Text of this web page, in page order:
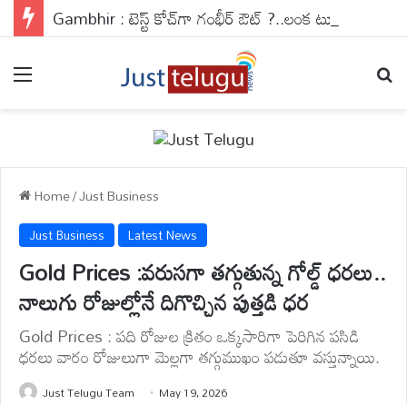
Home/Just Business
Just Business Latest News
Gold Prices :వరుసగా తగ్గుతున్న గోల్డ్ ధరలు..
నాలుగు రోజుల్లోనే దిగొచ్చిన పుత్తడి ధర
Gold Prices : పది రోజుల క్రితం ఒక్కసారిగా పెరిగిన పసిడి
ధరలు వారం రోజులుగా మెల్లగా తగ్గుముఖం పడుతూ వస్తున్నాయి.
Just Telugu Team
May 19, 2026